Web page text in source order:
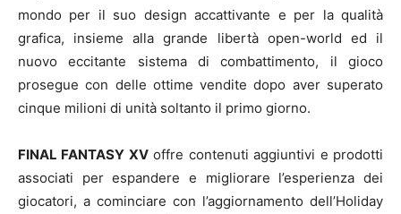
mondo per il suo design accattivante e per la qualità
grafica, insieme alla grande libertà open-world ed il
nuovo eccitante sistema di combattimento, il gioco
prosegue con delle ottime vendite dopo aver superato
cinque milioni di unità soltanto il primo giorno.
FINAL FANTASY XVoffre contenuti aggiuntivi e prodotti
associati per espandere e migliorare l’esperienza dei
giocatori, a cominciare con l’aggiornamento dell’Holiday